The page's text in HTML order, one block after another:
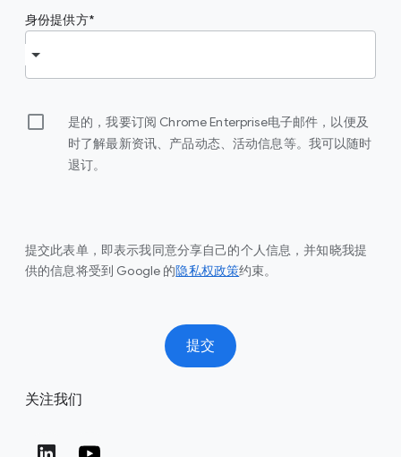
身份提供方
是的，我要订阅 Chrome Enterprise电子邮件，以便及
时了解最新资讯、产品动态、活动信息等。我可以随时
退订。
提交此表单，即表示我同意分享自己的个人信息，并知晓我提
供的信息将受到 Google 的隐私权政策约束。
提交
关注我们